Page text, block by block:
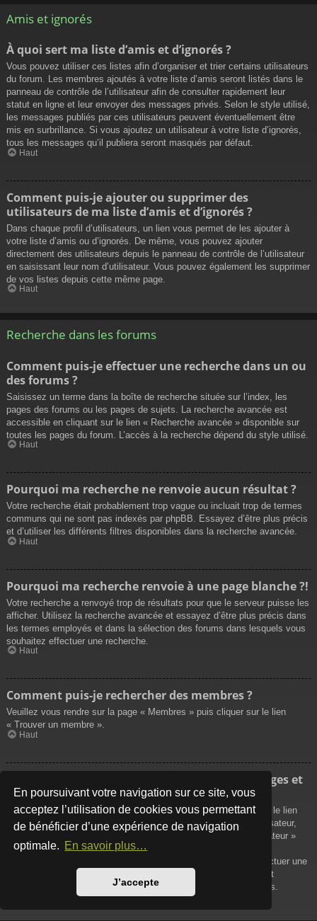
En poursuivant votre navigation sur ce site, vous
acceptez l’utilisation de cookies vous permettant
de bénéficier d’une expérience de navigation
optimale. En savoir plus…
J’accepte
Amis et ignorés
À quoi sert ma liste d’amis et d’ignorés ?
Vous pouvez utiliser ces listes afin d’organiser et trier certains utilisateurs
du forum. Les membres ajoutés à votre liste d’amis seront listés dans le
panneau de contrôle de l’utilisateur afin de consulter rapidement leur
statut en ligne et leur envoyer des messages privés. Selon le style utilisé,
les messages publiés par ces utilisateurs peuvent éventuellement être
mis en surbrillance. Si vous ajoutez un utilisateur à votre liste d’ignorés,
tous les messages qu’il publiera seront masqués par défaut.
Haut
Comment puis-je ajouter ou supprimer des
utilisateurs de ma liste d’amis et d’ignorés ?
Dans chaque profil d’utilisateurs, un lien vous permet de les ajouter à
votre liste d’amis ou d’ignorés. De même, vous pouvez ajouter
directement des utilisateurs depuis le panneau de contrôle de l’utilisateur
en saisissant leur nom d’utilisateur. Vous pouvez également les supprimer
de vos listes depuis cette même page.
Haut
Recherche dans les forums
Comment puis-je effectuer une recherche dans un ou
des forums ?
Saisissez un terme dans la boîte de recherche située sur l’index, les
pages des forums ou les pages de sujets. La recherche avancée est
accessible en cliquant sur le lien « Recherche avancée » disponible sur
toutes les pages du forum. L’accès à la recherche dépend du style utilisé.
Haut
Pourquoi ma recherche ne renvoie aucun résultat ?
Votre recherche était probablement trop vague ou incluait trop de termes
communs qui ne sont pas indexés par phpBB. Essayez d’être plus précis
et d’utiliser les différents filtres disponibles dans la recherche avancée.
Haut
Pourquoi ma recherche renvoie à une page blanche ?!
Votre recherche a renvoyé trop de résultats pour que le serveur puisse les
afficher. Utilisez la recherche avancée et essayez d’être plus précis dans
les termes employés et dans la sélection des forums dans lesquels vous
souhaitez effectuer une recherche.
Haut
Comment puis-je rechercher des membres ?
Veuillez vous rendre sur la page « Membres » puis cliquer sur le lien
« Trouver un membre ».
Haut
Comment puis-je retrouver mes propres messages et
sujets ?
Vos propres messages peuvent être affichés soit en cliquant sur le lien
« Afficher vos messages » dans le panneau de contrôle de l’utilisateur,
soit en cliquant sur le lien « Rechercher les messages de l’utilisateur »
sur la page de votre propre profil ou soit en cliquant sur le menu
« Raccourcis » situé sur la partie supérieure du forum. Pour effectuer une
recherche de vos propres sujets, utilisez la recherche avancée et
remplissez convenablement les options qui vous sont disponibles.